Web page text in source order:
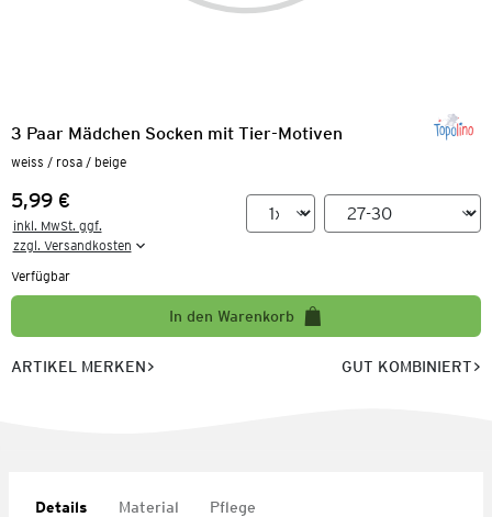
3 Paar Mädchen Socken mit Tier-Motiven
weiss / rosa / beige
Preis:
5,99 €
inkl. MwSt. ggf.
zzgl. Versandkosten
Verfügbar
In den Warenkorb
ARTIKEL MERKEN GUT KOMBINIERT
Details Material Pflege